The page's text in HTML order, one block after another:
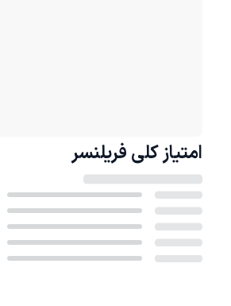
امتیاز کلی فریلنسر